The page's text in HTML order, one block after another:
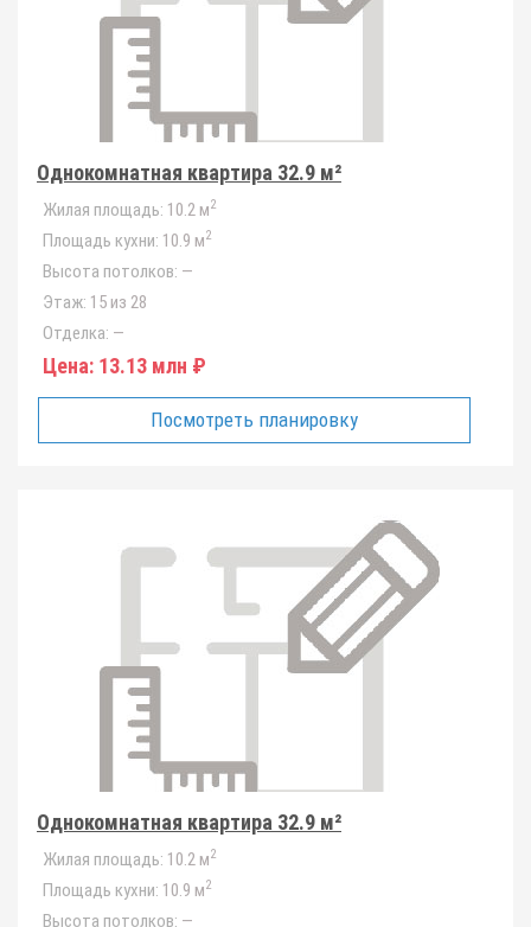
Однокомнатная квартира 32.9 м²
Жилая площадь: 10.2 м2
Площадь кухни: 10.9 м2
Высота потолков: —
Этаж: 15 из 28
Отделка: —
Цена: 13.13 млн ₽
Посмотреть планировку
Однокомнатная квартира 32.9 м²
Жилая площадь: 10.2 м2
Площадь кухни: 10.9 м2
Высота потолков: —